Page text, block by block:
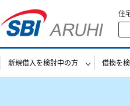
住
新規借入を検討中の方 借換を